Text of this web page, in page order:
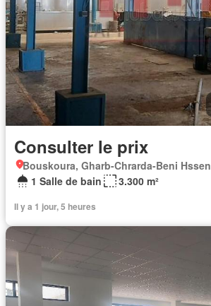
Consulter le prix
Bouskoura, Gharb-Chrarda-Beni Hssen
1 Salle de bain
3.300 m²
Il y a 1 jour, 5 heures